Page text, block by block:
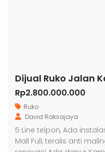
Rp2.800.000.000
Ruko
David Raksajaya
5 Line telpon, Ada
Mall Full, teralis anti